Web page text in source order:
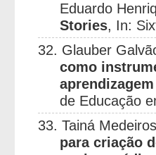
Eduardo
Stories, In:
32. Glauber
como
de Educação
33. Tainá
para criação